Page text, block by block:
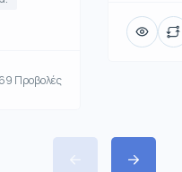
69 Προβολές